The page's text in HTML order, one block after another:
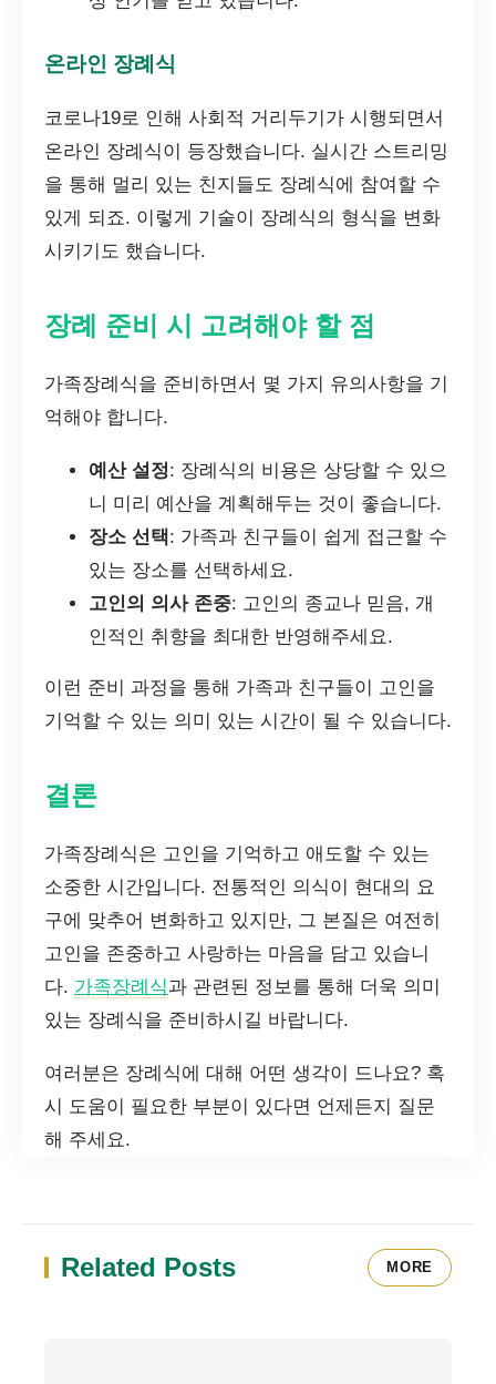
온라인 장례식
코로나19로 인해 사회적 거리두기가 시행되면서
온라인 장례식이 등장했습니다. 실시간 스트리밍
을 통해 멀리 있는 친지들도 장례식에 참여할 수
있게 되죠. 이렇게 기술이 장례식의 형식을 변화
시키기도 했습니다.
장례 준비 시 고려해야 할 점
가족장례식을 준비하면서 몇 가지 유의사항을 기
억해야 합니다.
예산 설정: 장례식의 비용은 상당할 수 있으
니 미리 예산을 계획해두는 것이 좋습니다.
장소 선택: 가족과 친구들이 쉽게 접근할 수
있는 장소를 선택하세요.
고인의 의사 존중: 고인의 종교나 믿음, 개
인적인 취향을 최대한 반영해주세요.
이런 준비 과정을 통해 가족과 친구들이 고인을
기억할 수 있는 의미 있는 시간이 될 수 있습니다.
결론
가족장례식은 고인을 기억하고 애도할 수 있는
소중한 시간입니다. 전통적인 의식이 현대의 요
구에 맞추어 변화하고 있지만, 그 본질은 여전히
고인을 존중하고 사랑하는 마음을 담고 있습니
다. 가족장례식과 관련된 정보를 통해 더욱 의미
있는 장례식을 준비하시길 바랍니다.
여러분은 장례식에 대해 어떤 생각이 드나요? 혹
시 도움이 필요한 부분이 있다면 언제든지 질문
해 주세요.
Related Posts MORE